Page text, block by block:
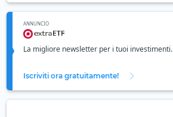
ANNUNCIO
La migliore newsletter per i tuoi investimenti.
Iscriviti ora gratuitamente!